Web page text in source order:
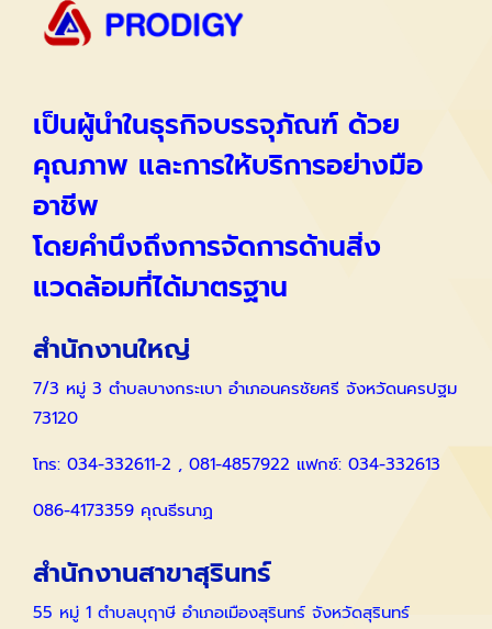
เป็นผู้นำในธุรกิจบรรจุภัณฑ์ ด้วย
คุณภาพ และการให้บริการอย่างมือ
อาชีพ
โดยคำนึงถึงการจัดการด้านสิ่ง
แวดล้อมที่ได้มาตรฐาน
สำนักงานใหญ่
7/3 หมู่ 3 ตำบลบางกระเบา อำเภอนครชัยศรี จังหวัดนครปฐม
73120
โทร: 034-332611-2 , 081-4857922 แฟกซ์: 034-332613
086-4173359 คุณธีรนาฏ
สำนักงานสาขาสุรินทร์
55 หมู่ 1 ตำบลบุฤาษี อำเภอเมืองสุรินทร์ จังหวัดสุรินทร์